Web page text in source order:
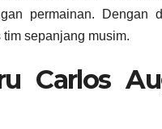
permainan. Dengan
sepanjang musim.
Carlos